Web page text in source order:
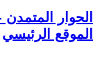
الحوار المتمدن
الموقع الرئيسي